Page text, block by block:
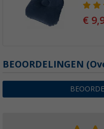
€
BEOORDELINGEN (